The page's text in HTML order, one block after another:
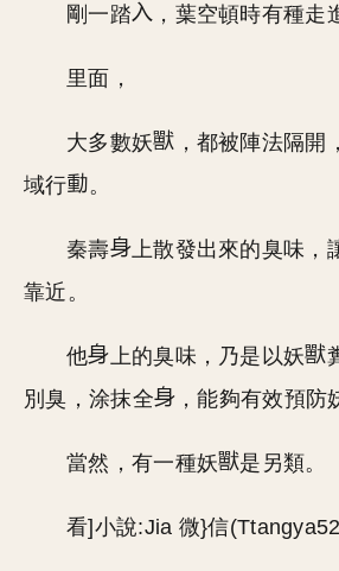
剛一踏 ，葉空頓時有種走
里面，
大多數妖
，都被陣法隔開
域行
。
秦壽 上散發出來的臭味，
靠近。
他 上的臭味，乃是以妖
別臭，涂抹全
，能夠有效預防
當然，有一種妖 是另類。
看]小說:Jia 微}信